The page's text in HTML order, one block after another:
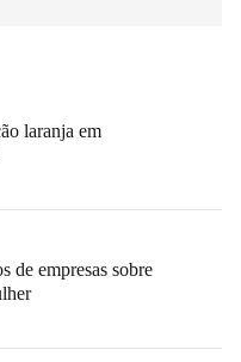
laranja em
de empresas sobre